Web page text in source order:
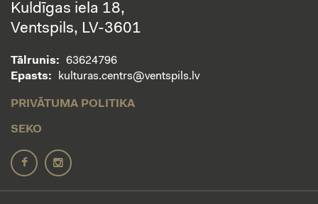
Kuldīgas iela 18,
Ventspils, LV-3601
Tālrunis:
63624796
Epasts:
kulturas.centrs@ventspils.lv
PRIVĀTUMA POLITIKA
SEKO